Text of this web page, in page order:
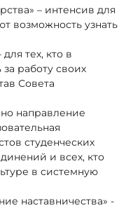
– интенсив для
возможность узнать
тех, кто в
работу своих
Совета
направление
студенческих
и всех, кто
в системную
наставничества» -